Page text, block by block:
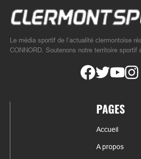
Le média sportif de l’actualité clermontoise
CONNORD. Soutenons notre territoire sportif
PAGES
Accueil
A propos